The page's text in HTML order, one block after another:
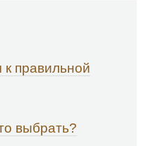
правильной
выбрать?